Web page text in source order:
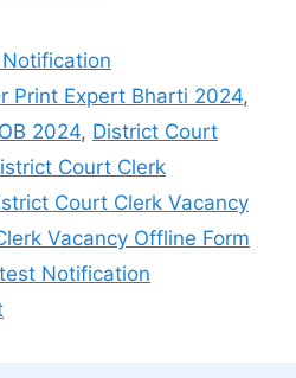
Print Expert Bharti 2024,
2024, District Court
Court Clerk
Court Clerk Vacancy
Vacancy Offline Form
Notification